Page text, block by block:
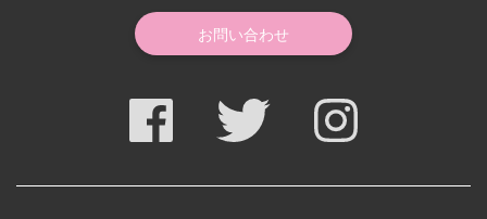
お問い合わせ